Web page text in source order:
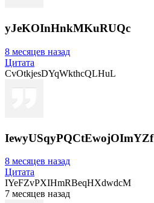
yJeKOInHnkMKuRUQc
8 месяцев назад
Цитата
CvOtkjesDYqWkthcQLHuL
IewyUSqyPQCtEwojOImYZf
8 месяцев назад
Цитата
IYeFZvPXIHmRBeqHXdwdcM
7 месяцев назад